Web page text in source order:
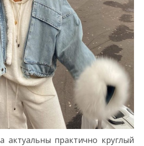
актуальны практично круглый